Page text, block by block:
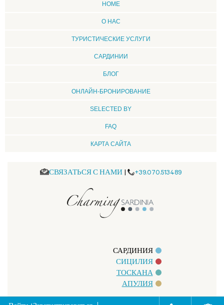
HOME
О НАС
ТУРИСТИЧЕСКИЕ УСЛУГИ
CАРДИНИИ
БЛОГ
ОНЛАЙН-БРОНИРОВАНИЕ
SELECTED BY
FAQ
КАРТА САЙТА
СВЯЗАТЬСЯ С НАМИ | +39.070.513489
САРДИНИЯ
СИЦИЛИЯ
ТОСКАНА
АПУЛИЯ